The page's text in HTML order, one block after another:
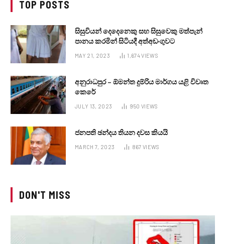
TOP POSTS
සිසුවියන් දෙදෙනෙකු සහ සිසුවෙකු මත්පැන්
පානය කරමින් සිටියදී අත්අඩංගුවට
MAY 21, 2023 1,674VIEWS
අනුරාධපුර – ඕමන්ත දුම්රිය මාර්ගය යළි විවෘත
කෙරේ
JULY 13, 2023 950 VIEWS
ජනපති ඡන්දය තියන දවස කියයි
MARCH 7, 2023 867 VIEWS
DON'T MISS